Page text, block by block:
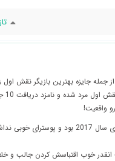
جایزه از جمله جایزه بهترین بازیگر نقش
مرد شده و نامزد دریافت 10 جایزه دیگر؛
واقعیت!
انقدر خوب اقتباسش کردن جالب و